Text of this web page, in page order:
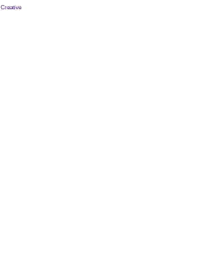
Creative